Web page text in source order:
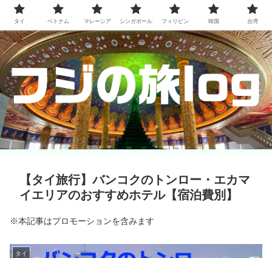
【タイ旅行】バンコクのトンロー・エカマ
イエリアのおすすめホテル【宿泊費別】
※本記事はプロモーションを含みます
タイ
タイ ベトナム マレーシア シンガポール フィリピン 韓国 台湾